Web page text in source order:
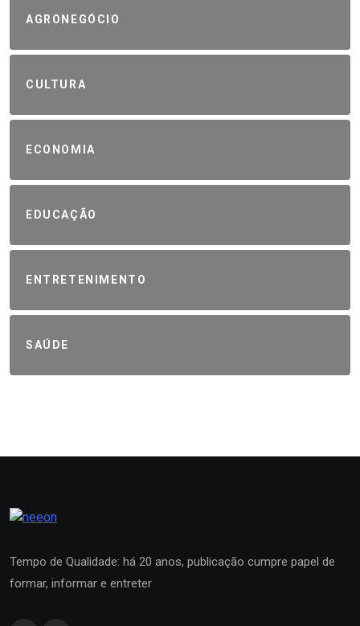
AGRONEGÓCIO
CULTURA
ECONOMIA
EDUCAÇÃO
ENTRETENIMENTO
SAÚDE
Tempo de Qualidade: há 20 anos, publicação cumpre papel de
formar, informar e entreter